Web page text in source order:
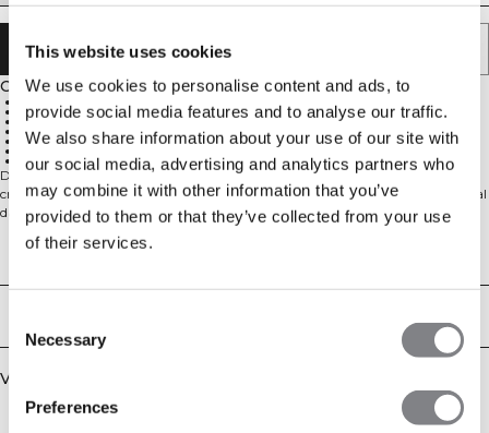
This website uses cookies
We use cookies to personalise content and ads, to
provide social media features and to analyse our traffic.
We also share information about your use of our site with
our social media, advertising and analytics partners who
may combine it with other information that you’ve
provided to them or that they’ve collected from your use
of their services.
Selection
Necessary
Preferences
AAN WINKELWAGENTJE TOEVOEGEN
Omschrijving
85% nylon, 15% elastaan
SWEATTECH™-technologie
Reflecterend ICIW-logo
Halflange mouwen
Korte lengte
Hoogwaardig, lichtgewicht functioneel materiaal
De Charge-collectie is speciaal ontworpen voor intensieve trainingen. Deze
croptop is gemaakt van een hoogwaardig, lichtgewicht functioneel materiaal
dat met je meebeweegt. Dankzij de strakkere pasvorm en de korte lengte
geniet je van optimale bewegingsvrijheid. De top heeft reflecterend ICIW-logo,
halflange mouwen, een korte lengte, atletische pasvorm en is uitgerust met
Technische aspecten
Vergelijkbare producten